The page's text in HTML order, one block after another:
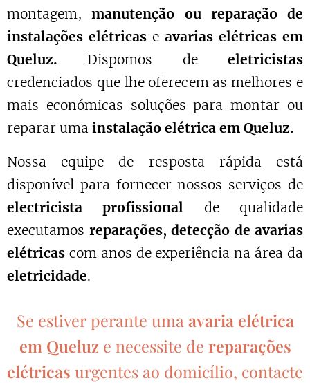
montagem,manutenção ou reparação de
instalações elétricas e avarias elétricas em
Queluz. Dispomos de eletricistas
credenciados que lhe oferecem as melhores e
mais económicas soluções para montar ou
reparar uma instalação elétrica em Queluz.
Nossa equipe de resposta rápida está
disponível para fornecer nossos serviços de
electricista profissional de qualidade
executamos reparações, detecção de avarias
elétricas com anos de experiência na área da
eletricidade.
Se estiver perante uma avaria elétrica
em Queluz e necessite de reparações
elétricas urgentes ao domicílio, contacte